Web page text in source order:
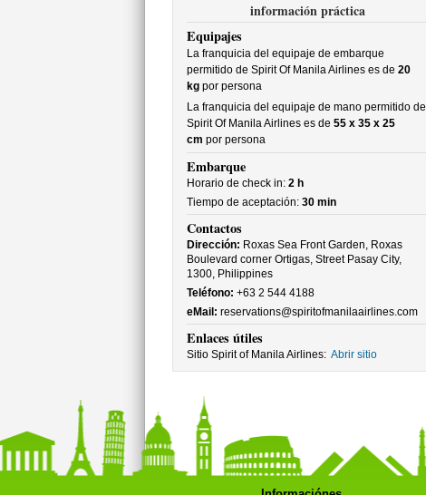
información práctica
Equipajes
La franquicia del equipaje de embarque
permitido de Spirit Of Manila Airlines es de 20
kgpor persona
La franquicia del equipaje de mano permitido de
Spirit Of Manila Airlines es de 55 x 35 x 25
cm por persona
Embarque
Horario de check in: 2 h
Tiempo de aceptación: 30 min
Contactos
Dirección: Roxas Sea Front Garden, Roxas
Boulevard corner Ortigas, Street Pasay City,
1300, Philippines
Teléfono: +63 2 544 4188
eMail: reservations@spiritofmanilaairlines.com
Enlaces útiles
Sitio Spirit of Manila Airlines: Abrir sitio